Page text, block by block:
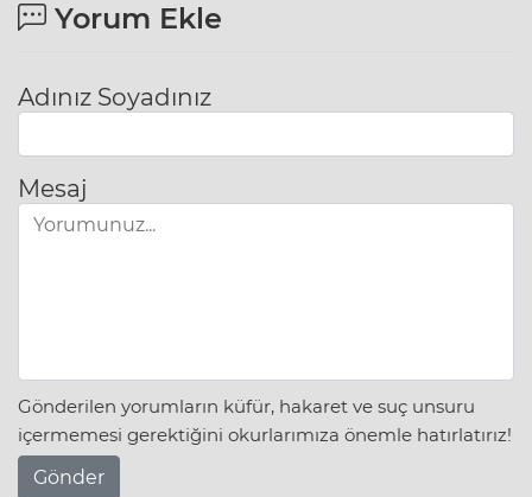
Yorum Ekle
Adınız Soyadınız
Mesaj
Gönderilen yorumların küfür, hakaret ve suç unsuru
içermemesi gerektiğini okurlarımıza önemle hatırlatırız!
Gönder